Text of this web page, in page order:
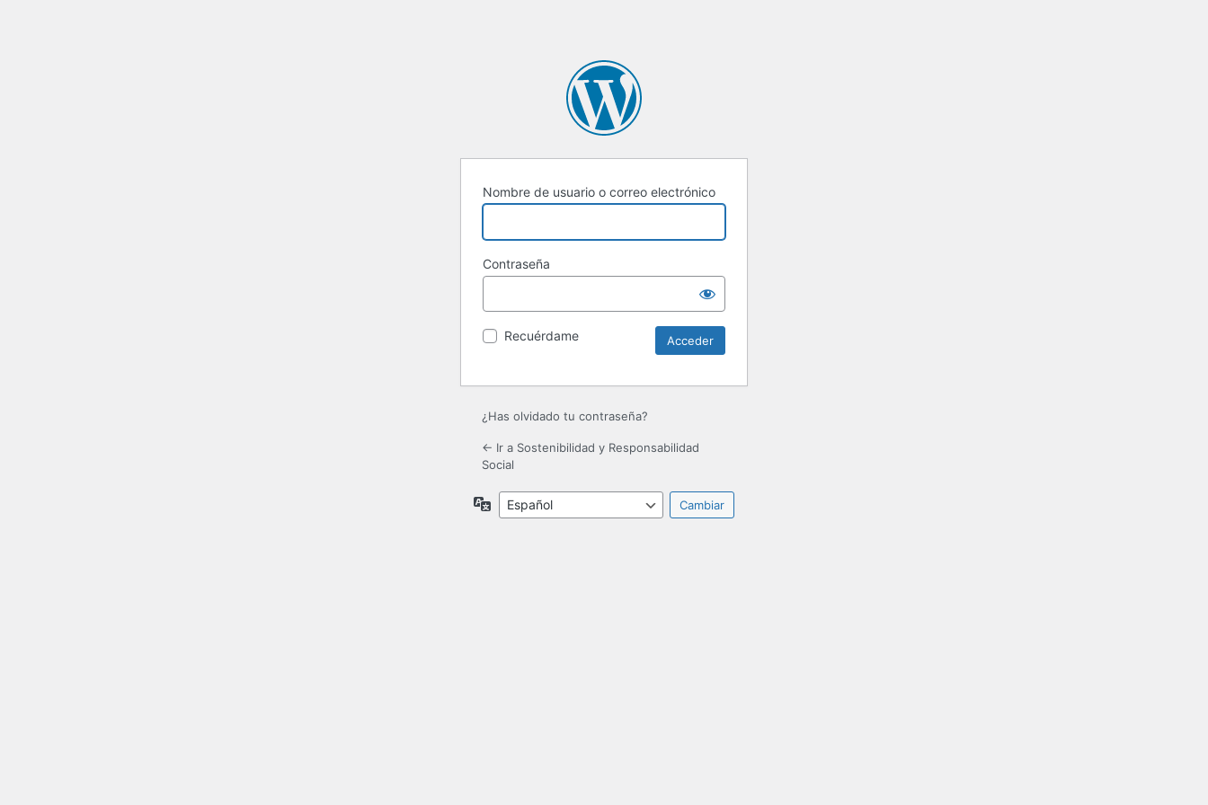
Nombre de usuario o correo electrónico
Contraseña
Recuérdame
¿Has olvidado tu contraseña?
← Ir a Sostenibilidad y Responsabilidad
Social
Idioma